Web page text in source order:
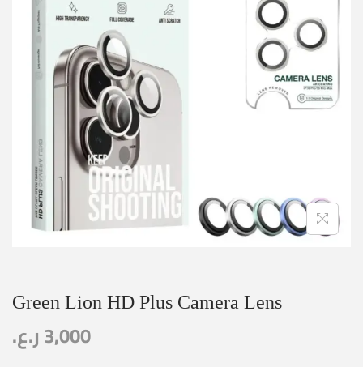
Green Lion HD Plus Camera Lens
3,000ر.ع.